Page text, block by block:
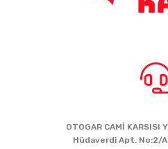
OTOGAR CAMİ KARSISI
Hüdaverdi Apt. No:2/A